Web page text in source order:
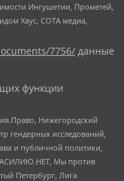
Ингушетии, Прометей,
Хаус, СОТА медиа,
7756/ данные
функции
Нижегородский
гендерных исследований,
и публичной политики,
Мы против
Петербург, Лига